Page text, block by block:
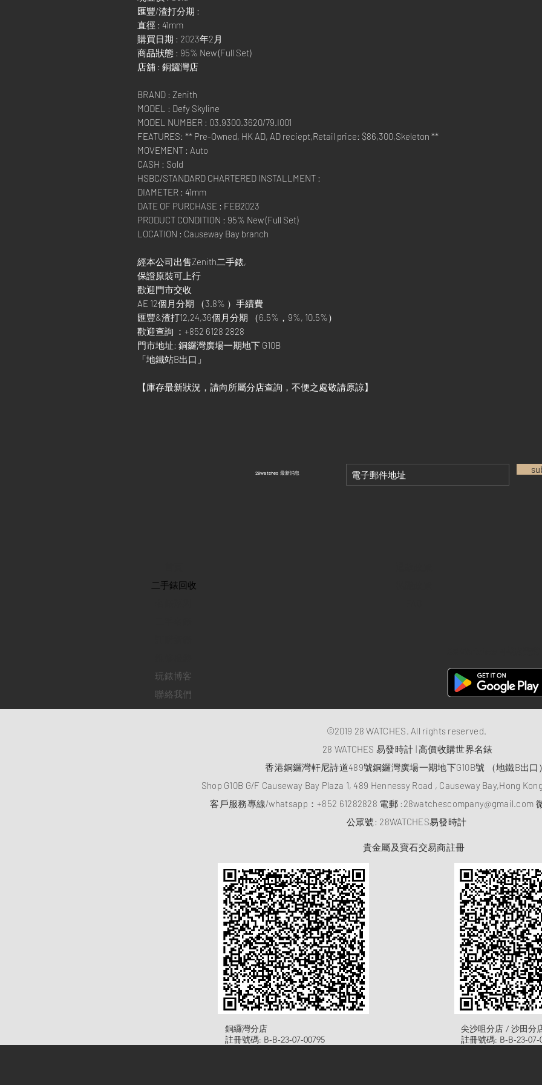
匯豐/渣打分期 :
直徑 : 41mm
購買日期 : 2023年2月
商品狀態 : 95% New (Full Set)
店舖 : 銅鑼灣店
BRAND : Zenith
MODEL : Defy Skyline
MODEL NUMBER : 03.9300.3620/79.I001
FEATURES: ** Pre-Owned, HK AD, AD reciept,Retail price: $86,300,Skeleton **
MOVEMENT : Auto
CASH : Sold
HSBC/STANDARD CHARTERED INSTALLMENT :
DIAMETER : 41mm
DATE OF PURCHASE : FEB2023
PRODUCT CONDITION : 95% New (Full Set)
LOCATION : Causeway Bay branch
經本公司出售Zenith二手錶,
保證原裝可上行
歡迎門市交收
AE 12個月分期 （3.8% ）手續費
匯豐&渣打12,24,36個月分期 （6.5%，9%, 10.5%）
歡迎查詢 ：+852 6128 2828
門市地址: 銅鑼灣廣場一期地下 G10B
「地鐵站B出口」
【庫存最新狀況，請向所屬分店查詢，不便之處敬請原諒】
​28watches 最新消息
​二手錶回收
玩錶博客
聯絡我們
©2019 28 WATCHES. All rights reserved.
28 WATCHES 易發時計 | 高價收購世界名錶
香港銅鑼灣軒尼詩道489號銅鑼灣廣場一期地下G10B號 （地鐵B出口）
Shop G10B G/F Causeway Bay Plaza 1, 489 Hennessy Road , Causeway Bay,Hong Kong
客戶服務專線/whatsapp：+852 61282828 電郵 : 28watchescompany@gmail.com
​公眾號: 28WATCHES易發時計
貴金屬及寶石交易商註冊
​銅纙灣分店
註冊號碼: B-B-23-07-00795
尖沙咀分店 / 沙田分
註冊號碼: B-B-23-07-